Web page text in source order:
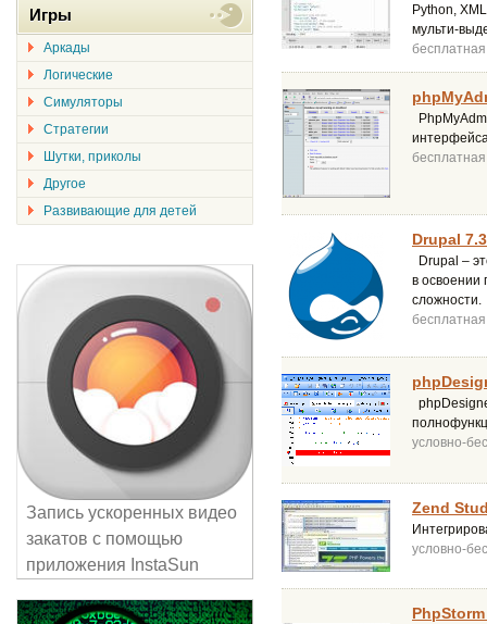
Python,
мульти-
бесплатная
бесплатная
Drupal
Drupal –
в освоении
сложности.
бесплатная
условно-
Zend
условно-
Игры
Аркады
Логические
Симуляторы
Стратегии
Шутки, приколы
Другое
Развивающие для детей
Запись ускоренных видео
закатов с помощью
приложения InstaSun